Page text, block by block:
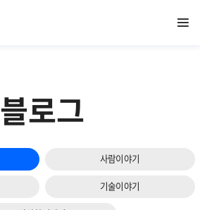
열기
블로그
사람이야기
기술이야기